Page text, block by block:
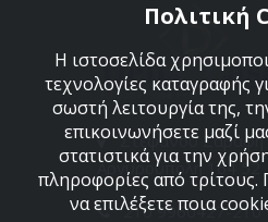
Στεφάνου Σαράφη
Αργυρούπολη 164 52
210 9960427-210
Πολιτική
Η ιστοσελίδα
τεχνολογίες καταγραφής
σωστή λειτουργία της,
επικοινωνήσετε μαζί
στατιστικά για την
πληροφορίες από τρίτους.
να επιλέξετε ποια